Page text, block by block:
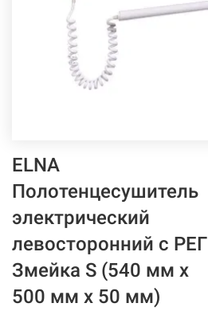
ELNA
Полотенцесушитель
электрический
левосторонний с РЕГ
Змейка S (540 мм х
500 мм х 50 мм)